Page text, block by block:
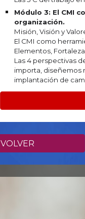
Módulo 3: El CMI
organización.
Misión, Visión y
El CMI como
Elementos,
Las 4 perspectivas
importa, diseñemos
implantación de
VOLVER